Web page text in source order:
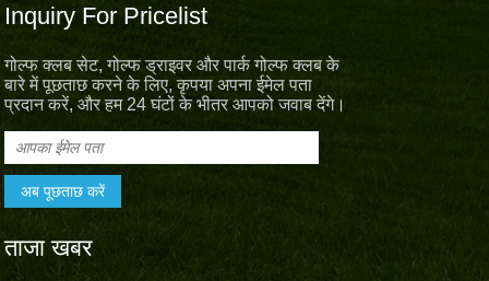
Inquiry For Pricelist
गोल्फ क्लब सेट, गोल्फ ड्राइवर और पार्क गोल्फ क्लब के
बारे में पूछताछ करने के लिए, कृपया अपना ईमेल पता
प्रदान करें, और हम 24 घंटों के भीतर आपको जवाब देंगे।
ताजा खबर